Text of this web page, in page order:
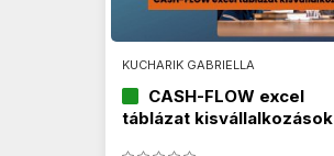
KUCHARIK GABRIELLA
CASH-FLOW excel
táblázat kisvállalkozások